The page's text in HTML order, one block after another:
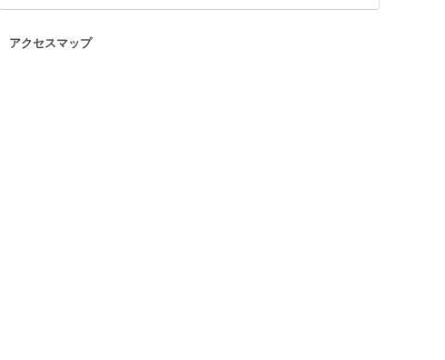
アクセスマップ